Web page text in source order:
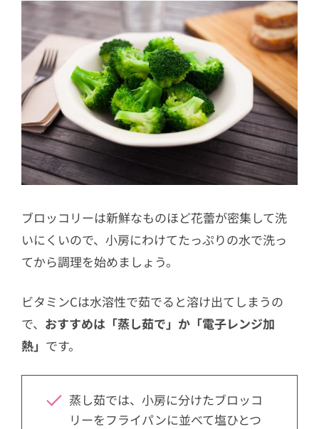
ブロッコリーは新鮮なものほど花蕾が密集して洗
いにくいので、小房にわけてたっぷりの水で洗っ
てから調理を始めましょう。
ビタミンCは水溶性で茹でると溶け出てしまうの
で、 おすすめは「蒸し茹で」か「電子レンジ加
熱」 です。
蒸し茹では、小房に分けたブロッコ
リーをフライパンに並べて塩ひとつ